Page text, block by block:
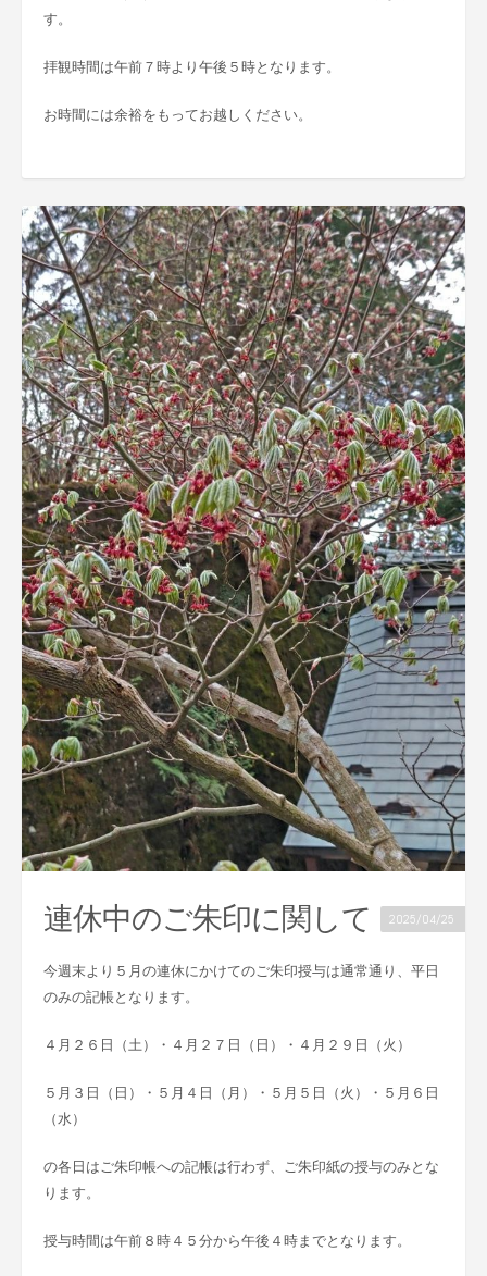
す。
拝観時間は午前７時より午後５時となります。
お時間には余裕をもってお越しください。
連休中のご朱印に関して 2025/04/25
今週末より５月の連休にかけてのご朱印授与は通常通り、平日
のみの記帳となります。
４月２６日（土）・４月２７日（日）・４月２９日（火）
５月３日（日）・５月４日（月）・５月５日（火）・５月６日
（水）
の各日はご朱印帳への記帳は行わず、ご朱印紙の授与のみとな
ります。
授与時間は午前８時４５分から午後４時までとなります。